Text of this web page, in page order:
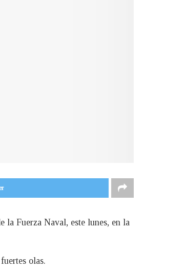
la Fuerza Naval, este lunes, en la
olas.